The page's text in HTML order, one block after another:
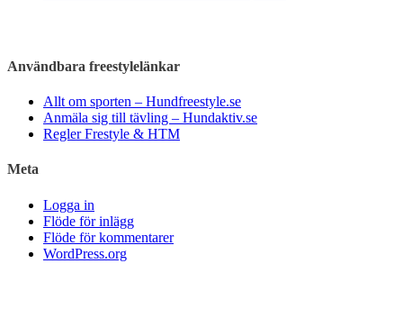
Användbara freestylelänkar
Allt om sporten – Hundfreestyle.se
Anmäla sig till tävling – Hundaktiv.se
Regler Frestyle & HTM
Meta
Logga in
Flöde för inlägg
Flöde för kommentarer
WordPress.org